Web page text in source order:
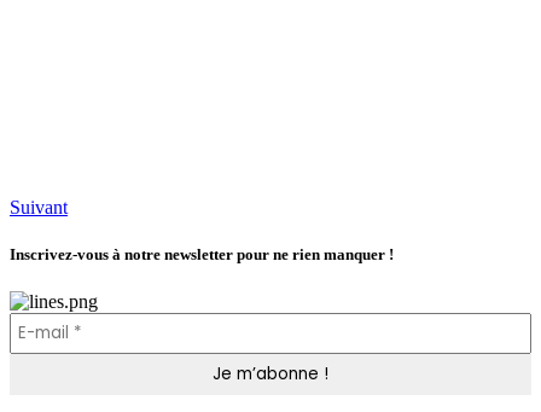
Suivant
Inscrivez-vous à notre newsletter pour ne rien manquer !